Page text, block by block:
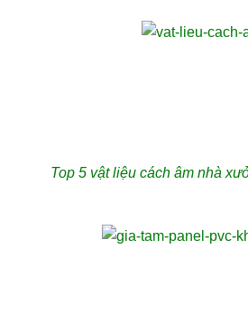
Top 5 vật liệu cách âm nhà